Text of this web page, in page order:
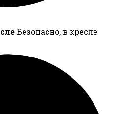
Безопасно, в кресле